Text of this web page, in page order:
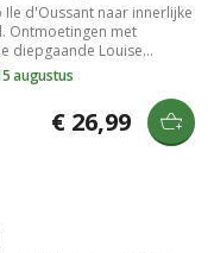
d'Oussant naar innerlijke
Ontmoetingen met
diepgaande Louise
de confrontatie aan te gaan
In Gebroken wit
en menselijke interactie
strijd om openheid.
augustus
€ 26,99